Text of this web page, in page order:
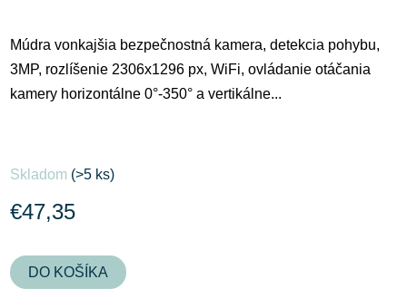
Múdra vonkajšia bezpečnostná kamera, detekcia pohybu,
3MP, rozlíšenie 2306x1296 px, WiFi, ovládanie otáčania
kamery horizontálne 0°-350° a vertikálne...
Skladom (>5 ks)
€47,35
DO KOŠÍKA